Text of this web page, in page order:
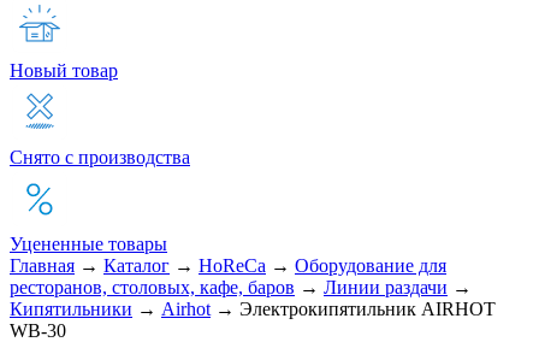
Новый товар
Снято с производства
Уцененные товары
Главная → Каталог → HoReCa → Оборудование для
ресторанов, столовых, кафе, баров → Линии раздачи →
Кипятильники → Airhot → Электрокипятильник AIRHOT
WB-30